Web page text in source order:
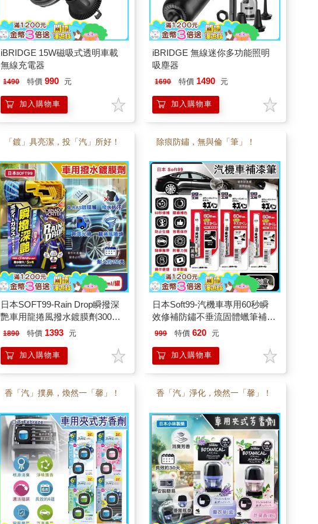
iBRIDGE 15W磁吸式透明車載
無線充電器
1490 特價 990 元
加入購物車
iBRIDGE 無線迷你多功能照明
吸塵器
1690 特價 1490 元
加入購物車
「鍍」具亮潔，投「汽」所好！
日本SOFT99-Rain Drop瞬撥深
艷車用龍捲風撥水鍍膜劑300ml/
罐-W536(耐久約150天/DIY汽車
鏡車窗抗汙防水痕)
1890 特價 1393 元
加入購物車
除痕防鏽，無與倫「筆」！
日本Soft99-汽機車專用60秒瞬
效修補防鏽不垂流固體蠟筆補漆
筆1支/盒 (車子烤漆剝落快速補
車美容修護防止生鏽)
999 特價 620 元
加入購物車
香「汽」撲鼻，煥然一「馨」！ 香「汽」淨化，煥然一「馨」！